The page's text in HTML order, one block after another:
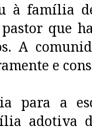
à família
que
A
e
para a
adotiva